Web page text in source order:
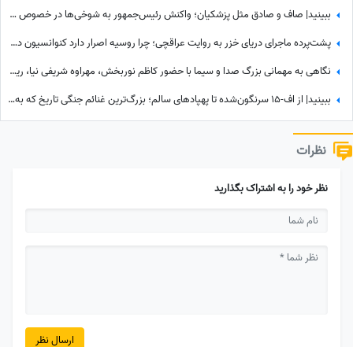
ببینید| صاف و صادق مثل پزشکیان؛ واکنش رئیس‌جمهور به شوخی‌ها در خصوص درخت کاشتنش در پاکستان: من اهل فیلم بازی کردن...
پشت‌پرده ماجرای دریای خزر به روایت عراقچی؛ چرا روسیه اصرار دارد کنوانسیون دریای خزر زودتر اجرا شود؟
نگاهی به مهمانی بزرگ صدا و سیما با حضور کاظم نوربخش، مهراوه شریفی نیا، ریما رامینفر، هوتن شکیبا، نرگس محمدی، داریوش ارجمند و.../ اسطوره های طنز کشور در یک قاب
ببینید| از اف-15 سرنگون‌شده تا پهپادهای سالم؛ بزرگ‌ترین غنائم جنگی تاریخ که به دست ایران رسید!
نظرات
نظر خود را به اشتراک بگذارید
ارسال نظر